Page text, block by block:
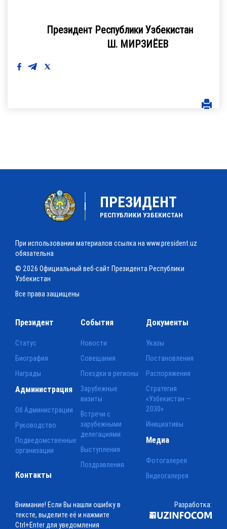
Президент Республики Узбекистан
Ш. МИРЗИЁЕВ
ПРЕЗИДЕНТ
РЕСПУБЛИКИ УЗБЕКИСТАН
При использовании материалов ссылка на www.president.uz
обязательна
© 2026 Официальный веб-сайт Президента Республики
Узбекистан
Все права защищены
Президент
Статус
Биография
Награды
События
Новости
Совещания
Поездки в регионы
Зарубежные
визиты
Встречи с
зарубежными
делегациями
Выступления
Поздравления
Документы
Указы
Постановления
Распоряжения
Стратегия
«Узбекистан —
2030»
Инициативы
Администрация
Об Администрации
Руководство
Подведомственные
организации
Медиа
Фотогалерея
Видеогалерея
Контакты
Внимание! Если Вы нашли ошибку в
тексте, выделите её и нажмите
Ctrl+Enter для уведомления
Разработка: